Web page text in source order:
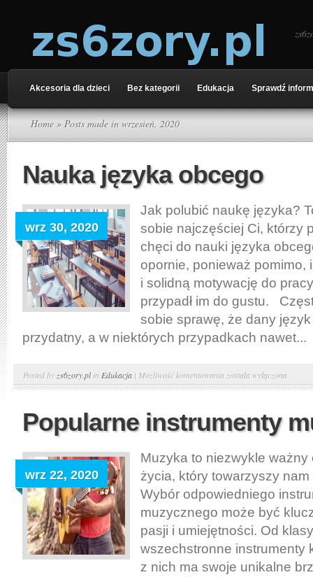
Akcesoria dla dzieci Bez kategorii Edukacja Sprawdź
Home » Posts made in wrzesień, 2020
Nauka języka obcego
wrz 30, 2020
Jak polubić naukę języka?
sobie najczęściej Ci, którzy
chęci do nauki języka
opornie, ponieważ pomimo,
i solidną motywację do
przypadł im do gustu.
sobie sprawę, że dany
przydatny, a w niektórych przypadkach nawet...
Posted by zs6zory.plin Edukacja | Możliwość komentowania Nauka
języka
została wyłączona
Popularne instrumenty
wrz 22, 2020
Muzyka to niezwykle
życia, który towarzyszy
Wybór odpowiedniego
muzycznego może być
pasji i umiejętności. Od
wszechstronne instrumenty
z nich ma swoje unikalne